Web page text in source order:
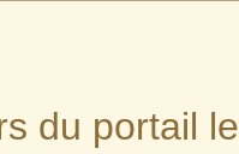
du portail